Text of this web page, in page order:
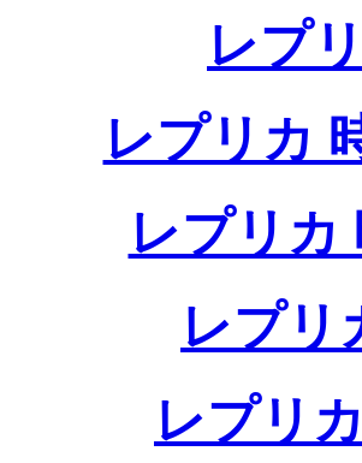
レプ
レプリカ
レプリカ
レプリ
レプリ